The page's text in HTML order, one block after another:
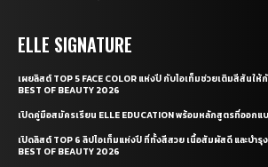
ELLE SIGNATURE
เผยลิสต์ TOP 5 FACE COLOR แห่งปี กับไอเท็มช่วยเติมสีสันให้
BEST OF BEAUTY 2026
เปิดคู่มือสมัครเรียน ELLE EDUCATION พร้อมหลักสูตรที่ออก
เปิดลิสต์ TOP 6 ลิปไอเท็มแห่งปี ที่ทั้งสีสวย เนื้อสัมผัสดี และบำรุ
BEST OF BEAUTY 2026